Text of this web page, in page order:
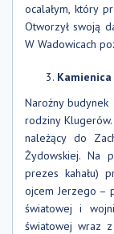
ocalałym, który
Otworzył swoją
W Wadowicach
Narożny
rodziny
należący do
Żydowskiej. Na
prezes kahału)
ojcem Jerzego –
światowej i
światowej wraz z